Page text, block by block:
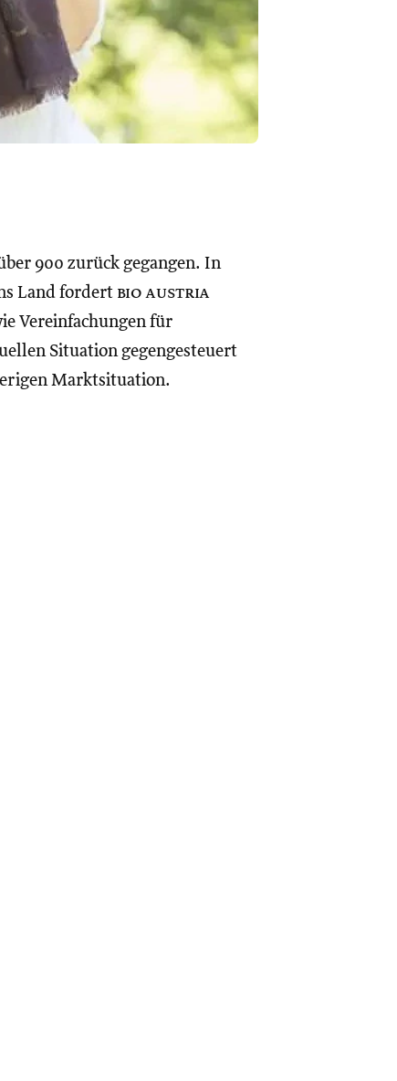
900 zurück gegangen. In
Land fordert bio austria
Vereinfachungen für
Situation gegengesteuert
Marktsituation.